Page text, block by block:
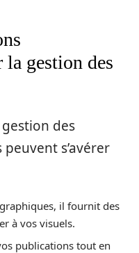
la gestion des
des
s’avérer
il fournit des
à vos visuels.
publications tout en